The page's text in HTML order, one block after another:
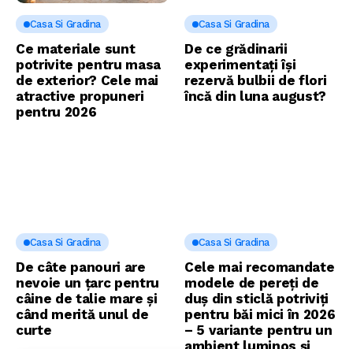
Casa Si Gradina
Ce materiale sunt
potrivite pentru masa
de exterior? Cele mai
atractive propuneri
pentru 2026
Casa Si Gradina
De ce grădinarii
experimentați își
rezervă bulbii de flori
încă din luna august?
Casa Si Gradina
De câte panouri are
nevoie un țarc pentru
câine de talie mare și
când merită unul de
curte
Casa Si Gradina
Cele mai recomandate
modele de pereți de
duș din sticlă potriviți
pentru băi mici în 2026
– 5 variante pentru un